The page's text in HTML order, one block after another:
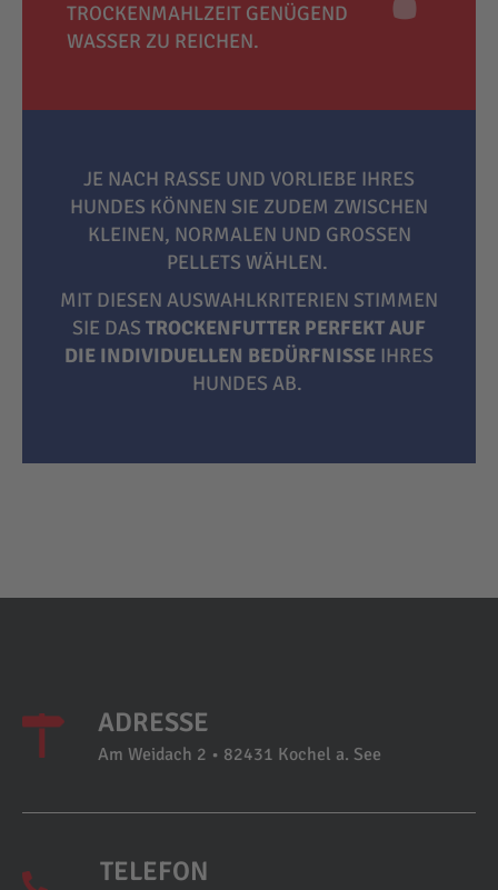
TROCKENMAHLZEIT GENÜGEND
WASSER ZU REICHEN.
JE NACH RASSE UND VORLIEBE IHRES
HUNDES KÖNNEN SIE ZUDEM ZWISCHEN
KLEINEN, NORMALEN UND GROSSEN P
ELLETS WÄHLEN.
MIT DIESEN AUSWAHLKRITERIEN STIMMEN
SIE DAS TROCKENFUTTER PERFEKT AUF
DIE INDIVIDUELLEN BEDÜRFNISSE IHRES
HUNDES AB.
ADRESSE
Am Weidach 2 • 82431 Kochel a. See
TELEFON